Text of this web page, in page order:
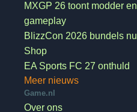
MXGP 26 toont modder
gameplay
BlizzCon 2026 bundels
Shop
EA Sports FC 27 onthuld
Meer nieuws
Game.nl
Over ons